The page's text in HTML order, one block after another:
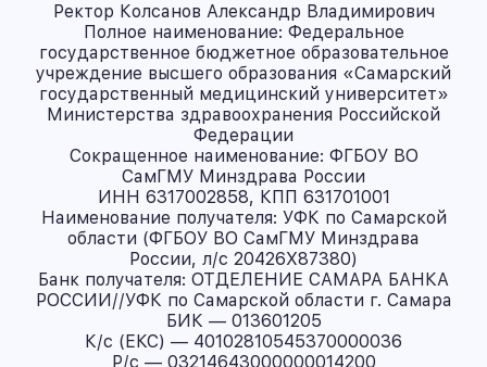
Ректор Колсанов Александр Владимирович
Полное наименование: Федеральное
государственное бюджетное образовательное
учреждение высшего образования «Самарский
государственный медицинский университет»
Министерства здравоохранения Российской
Федерации
Сокращенное наименование: ФГБОУ ВО
СамГМУ Минздрава России
ИНН 6317002858, КПП 631701001
Наименование получателя: УФК по Самарской
области (ФГБОУ ВО СамГМУ Минздрава
России, л/с 20426X87380)
Банк получателя: ОТДЕЛЕНИЕ САМАРА БАНКА
РОССИИ//УФК по Самарской области г. Самара
БИК — 013601205
К/с (ЕКС) — 40102810545370000036
Р/с — 03214643000000014200